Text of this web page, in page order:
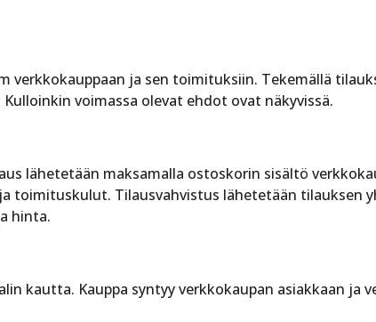
verkkokauppaan ja sen toimituksiin. Tekemällä
voimassa olevat ehdot ovat näkyvissä.
lähetetään maksamalla ostoskorin sisältö
Tilausvahvistus lähetetään tilauksen
hinta.
kautta. Kauppa syntyy verkkokaupan asiakkaan ja